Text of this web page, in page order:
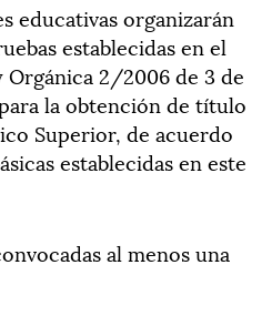
educativas organizarán
establecidas en el
Orgánica 2/2006 de 3 de
la obtención de título
Superior, de acuerdo
establecidas en este
al menos una